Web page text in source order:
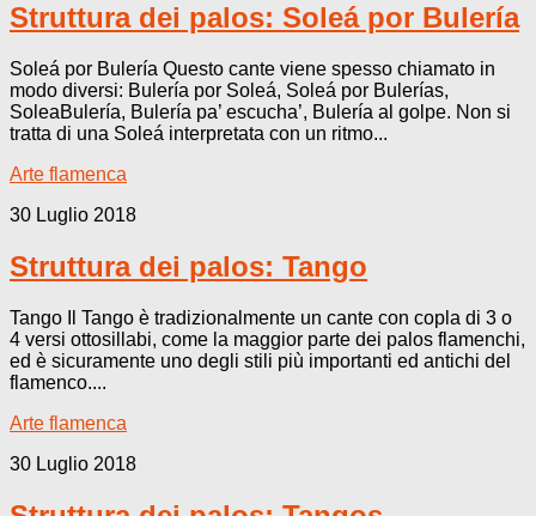
Struttura dei palos: Soleá por Bulería
Soleá por Bulería Questo cante viene spesso chiamato in
modo diversi: Bulería por Soleá, Soleá por Bulerías,
SoleaBulería, Bulería pa’ escucha’, Bulería al golpe. Non si
tratta di una Soleá interpretata con un ritmo...
Arte flamenca
30 Luglio 2018
Struttura dei palos: Tango
Tango Il Tango è tradizionalmente un cante con copla di 3 o
4 versi ottosillabi, come la maggior parte dei palos flamenchi,
ed è sicuramente uno degli stili più importanti ed antichi del
flamenco....
Arte flamenca
30 Luglio 2018